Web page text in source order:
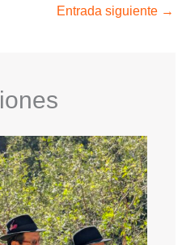
Entrada siguiente →